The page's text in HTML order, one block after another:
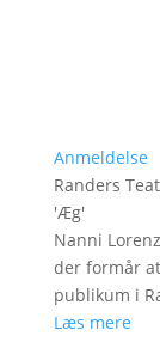
Anmeldelse
Randers
'Æg'
Nanni
der formår
publikum i
Læs mere